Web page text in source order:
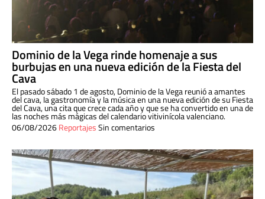
Dominio de la Vega rinde homenaje a sus
burbujas en una nueva edición de la Fiesta del
Cava
El pasado sábado 1 de agosto, Dominio de la Vega reunió a amantes
del cava, la gastronomía y la música en una nueva edición de su Fiesta
del Cava, una cita que crece cada año y que se ha convertido en una de
las noches más mágicas del calendario vitivinícola valenciano.
06/08/2026ReportajesSin comentarios